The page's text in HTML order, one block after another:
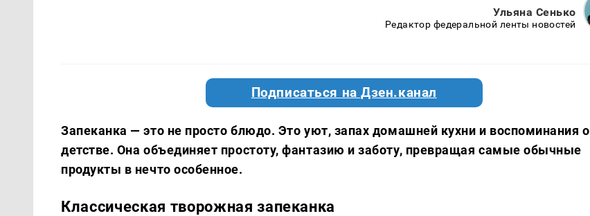
Ульяна Сенько
Редактор федеральной ленты новостей
Подписаться на Дзен.канал
Запеканка — это не просто блюдо. Это уют, запах домашней кухни и воспоминания о
детстве. Она объединяет простоту, фантазию и заботу, превращая самые обычные
продукты в нечто особенное.
Классическая творожная запеканка